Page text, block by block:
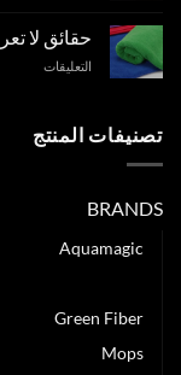
طبيعي
لتنظيف
شعرك؟
حقائق لا
التعليقاتعلى
عن
تصنيفات المنتج
BRANDS
Aquamagic
Green Fiber
Mops